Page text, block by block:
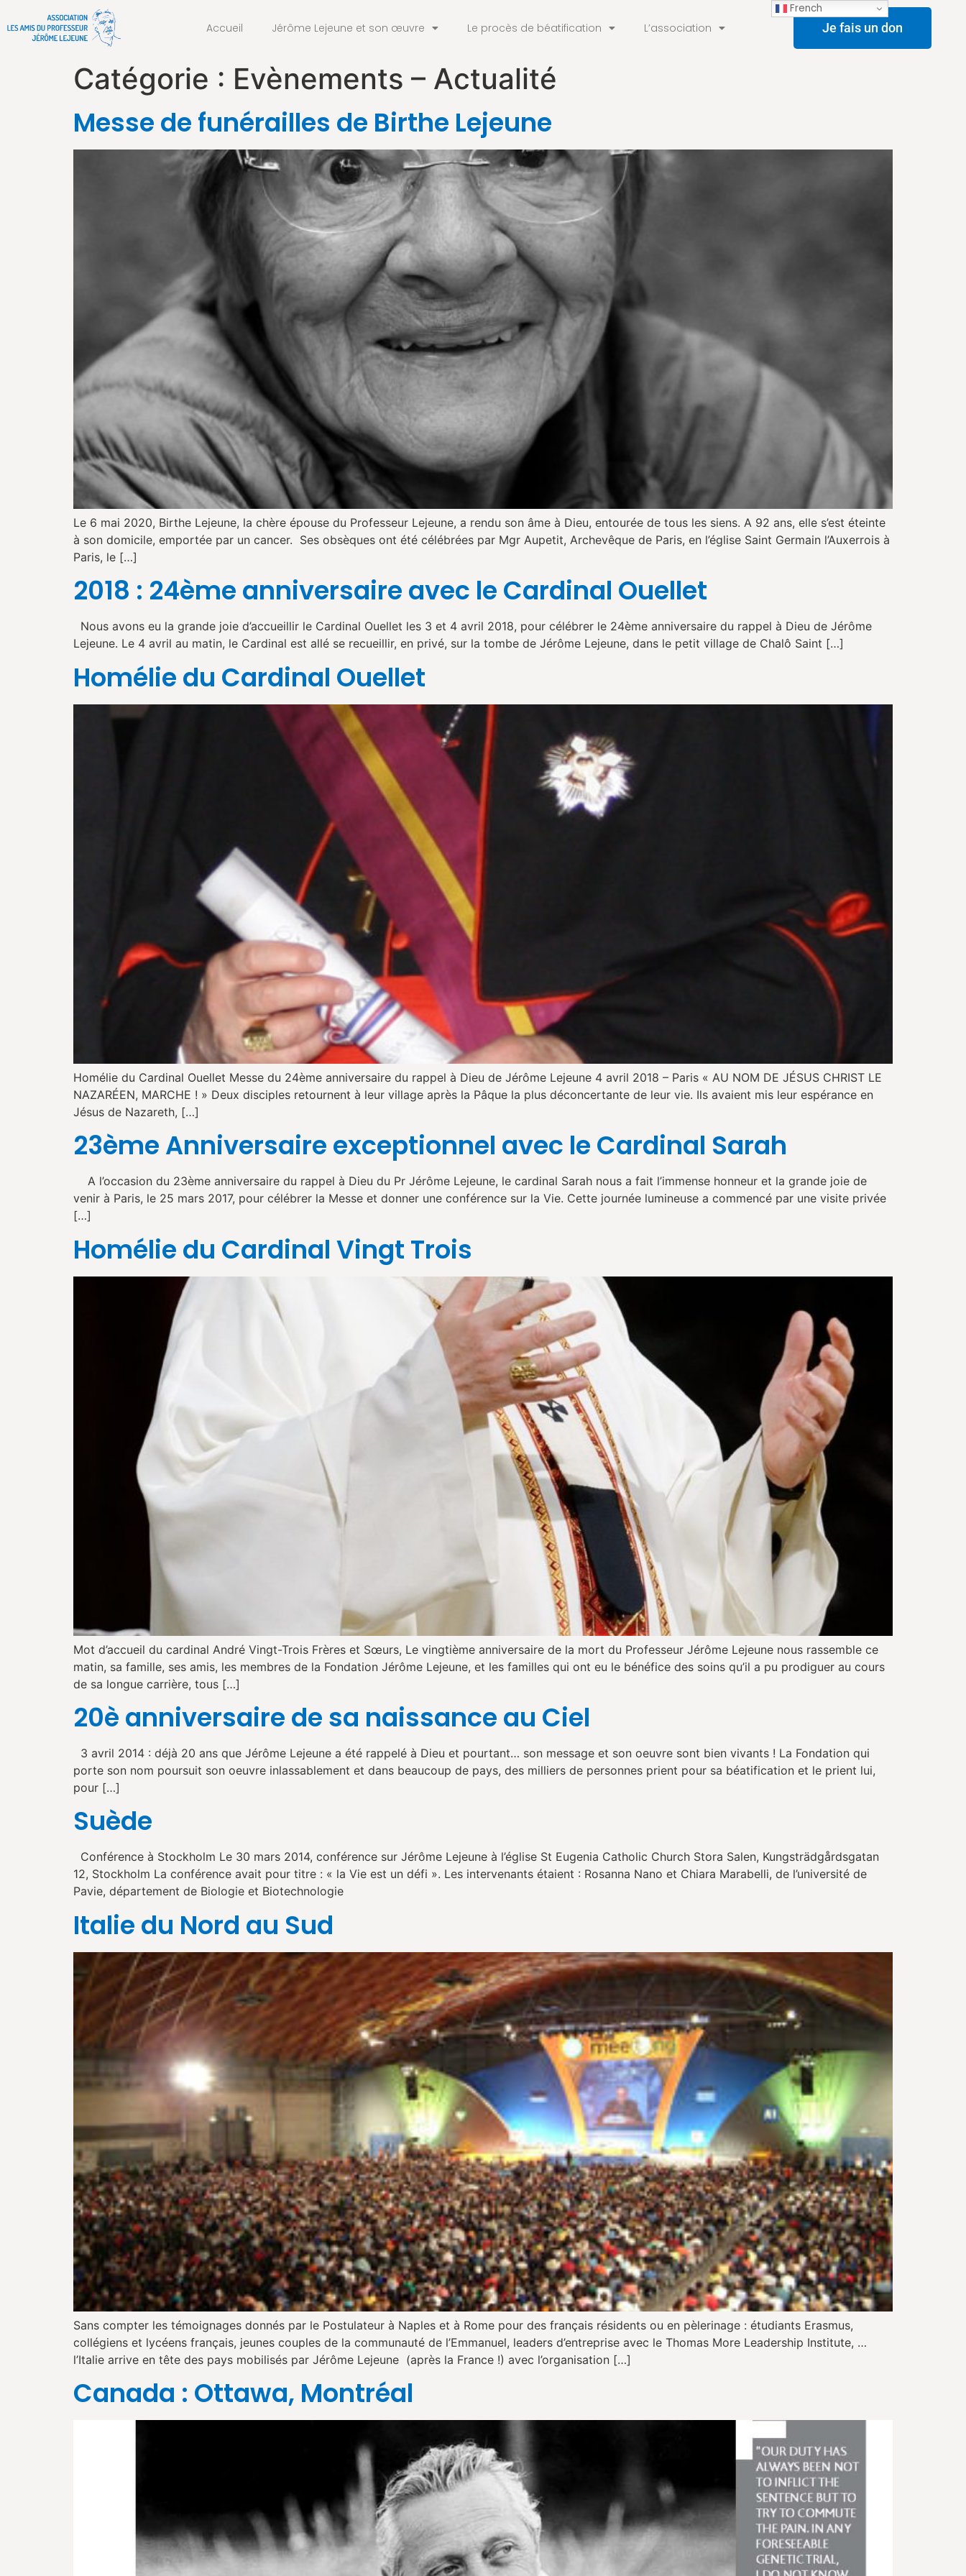
Accueil Jérôme Lejeune et son œuvre Le procès de béatification L’association Je fais un don
Catégorie : Evènements – Actualité
Messe de funérailles de Birthe Lejeune
Le 6 mai 2020, Birthe Lejeune, la chère épouse du Professeur Lejeune, a rendu son âme à Dieu, entourée de tous les siens. A 92 ans, elle s’est éteinte
à son domicile, emportée par un cancer. Ses obsèques ont été célébrées par Mgr Aupetit, Archevêque de Paris, en l’église Saint Germain l’Auxerrois à
Paris, le […]
2018 : 24ème anniversaire avec le Cardinal Ouellet
Nous avons eu la grande joie d’accueillir le Cardinal Ouellet les 3 et 4 avril 2018, pour célébrer le 24ème anniversaire du rappel à Dieu de Jérôme
Lejeune. Le 4 avril au matin, le Cardinal est allé se recueillir, en privé, sur la tombe de Jérôme Lejeune, dans le petit village de Chalô Saint […]
Homélie du Cardinal Ouellet
Homélie du Cardinal Ouellet Messe du 24ème anniversaire du rappel à Dieu de Jérôme Lejeune 4 avril 2018 – Paris « AU NOM DE JÉSUS CHRIST LE
NAZARÉEN, MARCHE ! » Deux disciples retournent à leur village après la Pâque la plus déconcertante de leur vie. Ils avaient mis leur espérance en
Jésus de Nazareth, […]
23ème Anniversaire exceptionnel avec le Cardinal Sarah
A l’occasion du 23ème anniversaire du rappel à Dieu du Pr Jérôme Lejeune, le cardinal Sarah nous a fait l’immense honneur et la grande joie de
venir à Paris, le 25 mars 2017, pour célébrer la Messe et donner une conférence sur la Vie. Cette journée lumineuse a commencé par une visite privée
[…]
Homélie du Cardinal Vingt Trois
Mot d’accueil du cardinal André Vingt-Trois Frères et Sœurs, Le vingtième anniversaire de la mort du Professeur Jérôme Lejeune nous rassemble ce
matin, sa famille, ses amis, les membres de la Fondation Jérôme Lejeune, et les familles qui ont eu le bénéfice des soins qu’il a pu prodiguer au cours
de sa longue carrière, tous […]
20è anniversaire de sa naissance au Ciel
3 avril 2014 : déjà 20 ans que Jérôme Lejeune a été rappelé à Dieu et pourtant… son message et son oeuvre sont bien vivants ! La Fondation qui
porte son nom poursuit son oeuvre inlassablement et dans beaucoup de pays, des milliers de personnes prient pour sa béatification et le prient lui,
pour […]
Suède
Conférence à Stockholm Le 30 mars 2014, conférence sur Jérôme Lejeune à l’église St Eugenia Catholic Church Stora Salen, Kungsträdgårdsgatan
12, Stockholm La conférence avait pour titre : « la Vie est un défi ». Les intervenants étaient : Rosanna Nano et Chiara Marabelli, de l’université de
Pavie, département de Biologie et Biotechnologie
Italie du Nord au Sud
Sans compter les témoignages donnés par le Postulateur à Naples et à Rome pour des français résidents ou en pèlerinage : étudiants Erasmus,
collégiens et lycéens français, jeunes couples de la communauté de l’Emmanuel, leaders d’entreprise avec le Thomas More Leadership Institute, …
l’Italie arrive en tête des pays mobilisés par Jérôme Lejeune (après la France !) avec l’organisation […]
Canada : Ottawa, Montréal
French